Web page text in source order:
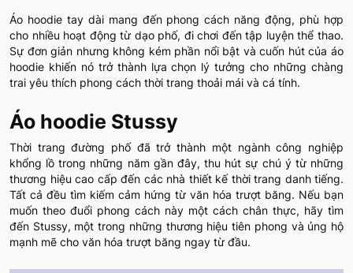
Áo hoodie tay dài mang đến phong cách năng động, phù hợp
cho nhiều hoạt động từ dạo phố, đi chơi đến tập luyện thể thao.
Sự đơn giản nhưng không kém phần nổi bật và cuốn hút của áo
hoodie khiến nó trở thành lựa chọn lý tưởng cho những chàng
trai yêu thích phong cách thời trang thoải mái và cá tính.
Áo hoodie Stussy
Thời trang đường phố đã trở thành một ngành công nghiệp
khổng lồ trong những năm gần đây, thu hút sự chú ý từ những
thương hiệu cao cấp đến các nhà thiết kế thời trang danh tiếng.
Tất cả đều tìm kiếm cảm hứng từ văn hóa trượt băng. Nếu bạn
muốn theo đuổi phong cách này một cách chân thực, hãy tìm
đến Stussy, một trong những thương hiệu tiên phong và ủng hộ
mạnh mẽ cho văn hóa trượt băng ngay từ đầu.